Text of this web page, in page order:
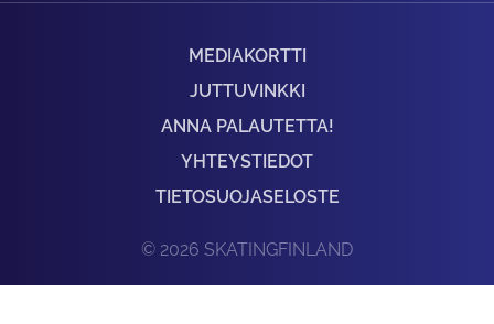
MEDIAKORTTI
JUTTUVINKKI
ANNA PALAUTETTA!
YHTEYSTIEDOT
TIETOSUOJASELOSTE
© 2026 SKATINGFINLAND